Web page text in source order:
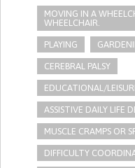
MOVING IN A
WHEELCHAIR.
PLAYING
CEREBRAL PALSY
EDUCATIONAL/
ASSISTIVE DAILY LIFE
MUSCLE CRAMPS OR
DIFFICULTY